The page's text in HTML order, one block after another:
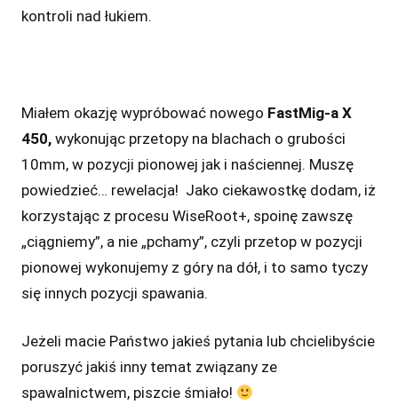
kontroli nad łukiem.
Miałem okazję wypróbować nowego FastMig-a X
450, wykonując przetopy na blachach o grubości
10mm, w pozycji pionowej jak i naściennej. Muszę
powiedzieć… rewelacja! Jako ciekawostkę dodam, iż
korzystając z procesu WiseRoot+, spoinę zawszę
„ciągniemy”, a nie „pchamy”, czyli przetop w pozycji
pionowej wykonujemy z góry na dół, i to samo tyczy
się innych pozycji spawania.
Jeżeli macie Państwo jakieś pytania lub chcielibyście
poruszyć jakiś inny temat związany ze
spawalnictwem, piszcie śmiało!